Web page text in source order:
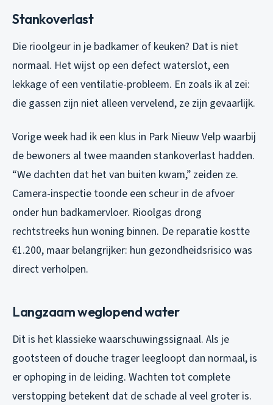
Stankoverlast
Die rioolgeur in je badkamer of keuken? Dat is niet
normaal. Het wijst op een defect waterslot, een
lekkage of een ventilatie-probleem. En zoals ik al zei:
die gassen zijn niet alleen vervelend, ze zijn gevaarlijk.
Vorige week had ik een klus in Park Nieuw Velp waarbij
de bewoners al twee maanden stankoverlast hadden.
“We dachten dat het van buiten kwam,” zeiden ze.
Camera-inspectie toonde een scheur in de afvoer
onder hun badkamervloer. Rioolgas drong
rechtstreeks hun woning binnen. De reparatie kostte
€1.200, maar belangrijker: hun gezondheidsrisico was
direct verholpen.
Langzaam weglopend water
Dit is het klassieke waarschuwingssignaal. Als je
gootsteen of douche trager leegloopt dan normaal, is
er ophoping in de leiding. Wachten tot complete
verstopping betekent dat de schade al veel groter is.